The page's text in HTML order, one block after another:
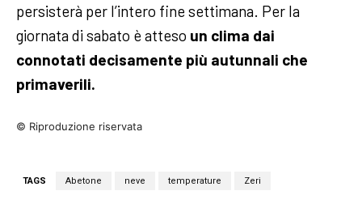
persisterà per l’intero fine settimana. Per la
giornata di sabato è atteso un clima dai
connotati decisamente più autunnali che
primaverili.
© Riproduzione riservata
TAGS Abetone neve temperature Zeri